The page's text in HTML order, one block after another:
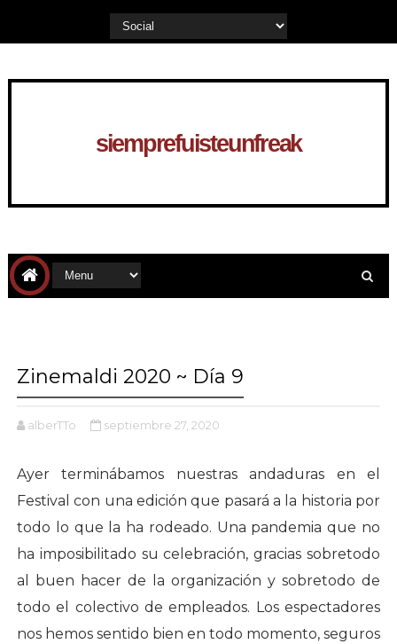
siemprefuisteunfreak
Zinemaldi 2020 ~ Día 9
alberTTo septiembre 27, 2020
Ayer terminábamos nuestras andaduras en el
Festival con una edición que pasará a la historia por
todo lo que la ha rodeado. Una pandemia que no
ha imposibilitado su celebración, gracias sobretodo
al buen hacer de la organización y sobretodo de
todo el colectivo de empleados. Los espectadores
nos hemos sentido bien en todo momento, seguros